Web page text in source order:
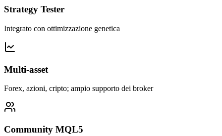
Strategy Tester
Integrato con ottimizzazione genetica
Multi-asset
Forex, azioni, cripto; ampio supporto dei broker
Community MQL5